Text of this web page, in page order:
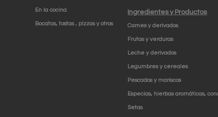
En la cocina
Bocatas, tostas , pizzas y otros
Ingredientes y Productos
Carnes y derivados
Frutas y verduras
Leche y derivados
Legumbres y cereales
Pescados y mariscos
Especias, hierbas aromáticas,
Setas